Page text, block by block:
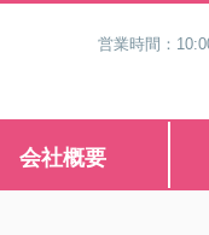
営業時間：
会社概要